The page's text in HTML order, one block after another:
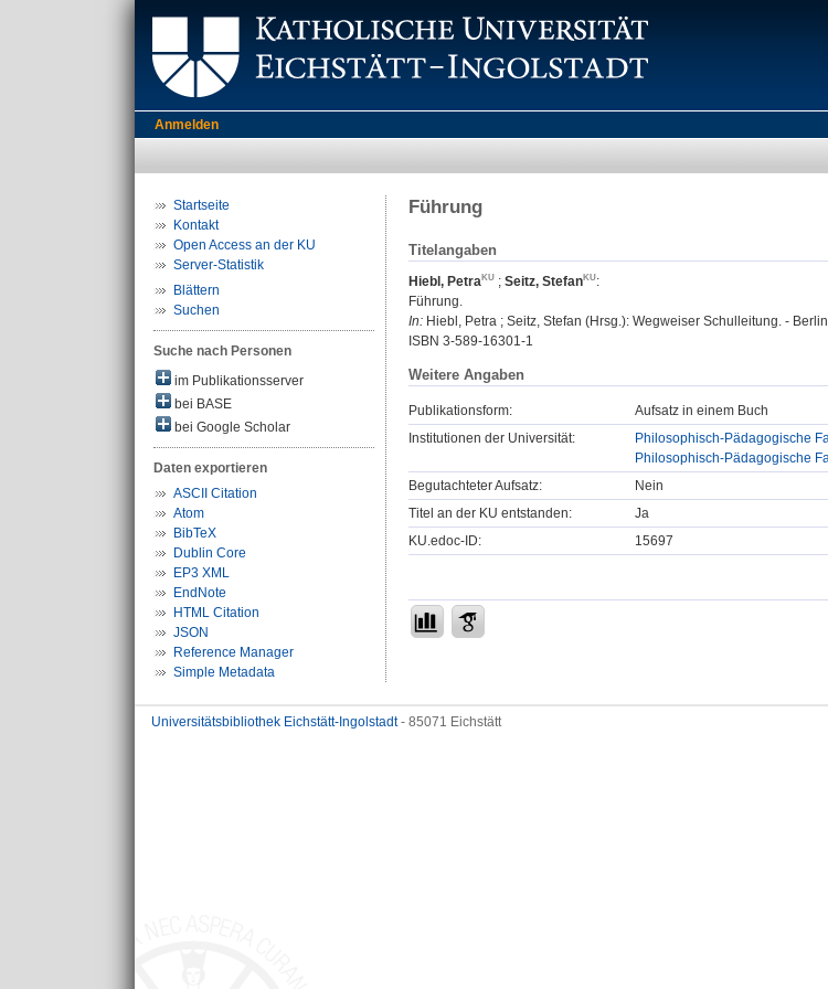
Anmelden
Startseite
Kontakt
Open Access an der KU
Server-Statistik
Blättern
Suchen
Suche nach Personen
im Publikationsserver
bei BASE
bei Google Scholar
Daten exportieren
ASCII Citation
Atom
BibTeX
Dublin Core
EP3 XML
EndNote
HTML Citation
JSON
Reference Manager
Simple Metadata
Führung
Titelangaben
Hiebl, Petra ; Seitz, Stefan
:
Führung.
In: Hiebl, Petra ; Seitz, Stefan (Hrsg.): Wegweiser Schulleitung. -
ISBN 3-589-16301-1
Weitere Angaben
Publikationsform:
Aufsatz in einem Buch
Institutionen der Universität:
Philosophisch-Pädagogische
Philosophisch-Pädagogische
Begutachteter Aufsatz:
Nein
Titel an der KU entstanden:
Ja
KU.edoc-ID:
15697
Universitätsbibliothek Eichstätt-Ingolstadt- 85071 Eichstätt